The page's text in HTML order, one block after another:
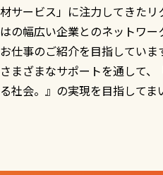
材サービス」に注力してきた
の幅広い企業とのネットワ
仕事のご紹介を目指していま
まざまなサポートを通して、
社会。』の実現を目指してま